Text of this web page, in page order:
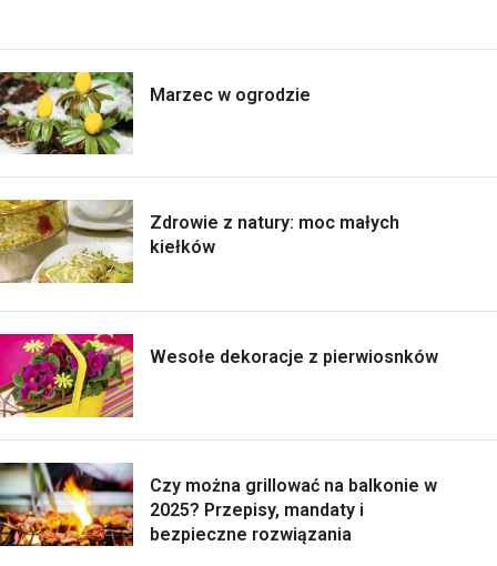
Marzec w ogrodzie
Zdrowie z natury: moc małych
kiełków
Wesołe dekoracje z pierwiosnków
Czy można grillować na balkonie w
2025? Przepisy, mandaty i
bezpieczne rozwiązania